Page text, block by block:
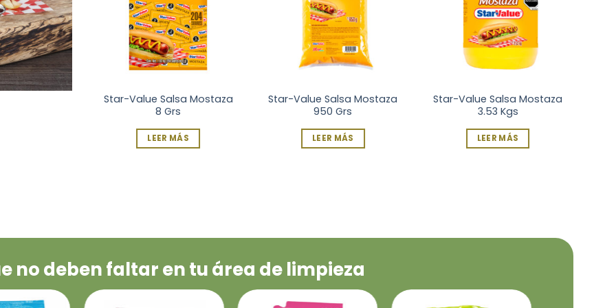
Star-Value Salsa Tomate 8
Grs
LEER MÁS
Star-Value Salsa Tomate
950 Grs
LEER MÁS
Star-Value Salsa Tomate
3.72 Kgs
LEER MÁS
no deben faltar en tu área de limpieza